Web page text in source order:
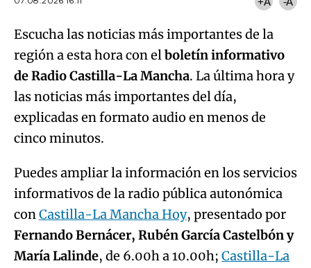
Escucha las noticias más importantes de la
región a esta hora con elboletín informativo
de Radio Castilla-La Mancha. La última hora y
las noticias más importantes del día,
explicadas en formato audio en menos de
cinco minutos.
Puedes ampliar la información en los servicios
informativos de la radio pública autonómica
conCastilla-La Mancha Hoy, presentado por
Fernando Bernácer, Rubén García Castelbón y
María Lalinde, de 6.00h a 10.00h; Castilla-La